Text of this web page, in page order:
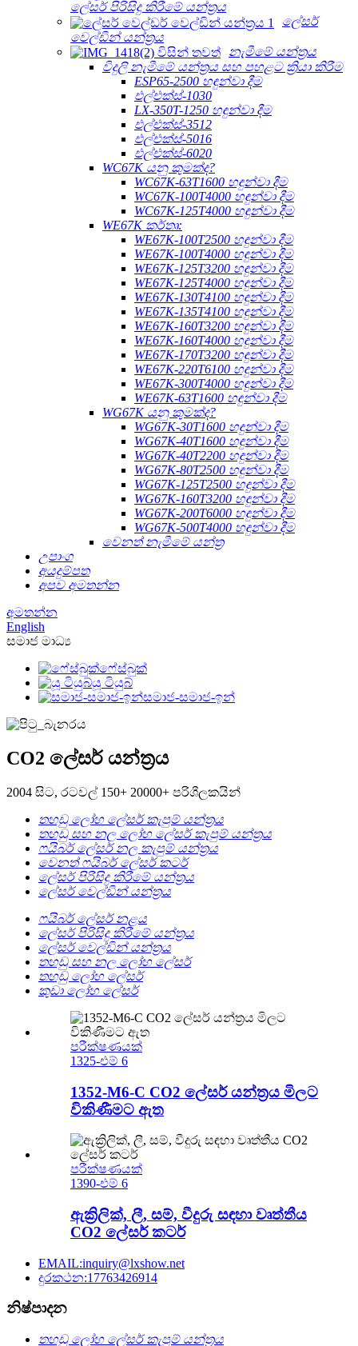
ලේසර් පිරිසිදු කිරීමේ යන්ත්‍රය
ලේසර්
වෙල්ඩින් යන්ත්‍රය
නැමීමේ යන්ත්‍රය
විදුලි නැමීමේ යන්ත්‍රය සහ පහළට ක්‍රියා කිරීම
ESP65-2500 හඳුන්වා දීම
එල්එක්ස්-1030
LX-350T-1250 හඳුන්වා දීම
එල්එක්ස්-3512
එල්එක්ස්-5016
එල්එක්ස්-6020
WC67K යනු කුමක්ද?
WC67K-63T1600 හඳුන්වා දීම
WC67K-100T4000 හඳුන්වා දීම
WC67K-125T4000 හඳුන්වා දීම
WE67K කර්තෘ:
WE67K-100T2500 හඳුන්වා දීම
WE67K-100T4000 හඳුන්වා දීම
WE67K-125T3200 හඳුන්වා දීම
WE67K-125T4000 හඳුන්වා දීම
WE67K-130T4100 හඳුන්වා දීම
WE67K-135T4100 හඳුන්වා දීම
WE67K-160T3200 හඳුන්වා දීම
WE67K-160T4000 හඳුන්වා දීම
WE67K-170T3200 හඳුන්වා දීම
WE67K-220T6100 හඳුන්වා දීම
WE67K-300T4000 හඳුන්වා දීම
WE67K-63T1600 හඳුන්වා දීම
WG67K යනු කුමක්ද?
WG67K-30T1600 හඳුන්වා දීම
WG67K-40T1600 හඳුන්වා දීම
WG67K-40T2200 හඳුන්වා දීම
WG67K-80T2500 හඳුන්වා දීම
WG67K-125T2500 හඳුන්වා දීම
WG67K-160T3200 හඳුන්වා දීම
WG67K-200T6000 හඳුන්වා දීම
WG67K-500T4000 හඳුන්වා දීම
වෙනත් නැමීමේ යන්ත්‍ර
උපාංග
අයදුම්පත
අපව අමතන්න
අමතන්න
English
සමාජ මාධ්‍ය
ෆේස්බුක්
යූ ටියුබ්
සමාජ-සමාජ-ඉන්
CO2 ලේසර් යන්ත්‍රය
2004 සිට, රටවල් 150+ 20000+ පරිශීලකයින්
තහඩු ලෝහ ලේසර් කැපුම් යන්ත්‍රය
තහඩු සහ නල ලෝහ ලේසර් කැපුම් යන්ත්‍රය
ෆයිබර් ලේසර් නල කැපුම් යන්ත්‍රය
වෙනත් ෆයිබර් ලේසර් කටර්
ලේසර් පිරිසිදු කිරීමේ යන්ත්‍රය
ලේසර් වෙල්ඩින් යන්ත්‍රය
ෆයිබර් ලේසර් නළය
ලේසර් පිරිසිදු කිරීමේ යන්ත්‍රය
ලේසර් වෙල්ඩින් යන්ත්‍රය
තහඩු සහ නල ලෝහ ලේසර්
තහඩු ලෝහ ලේසර්
කුඩා ලෝහ ලේසර්
පරීක්ෂණයක්
1325-එම් 6
1352-M6-C CO2 ලේසර් යන්ත්‍රය මිලට
විකිණීමට ඇත
පරීක්ෂණයක්
1390-එම් 6
ඇක්‍රිලික්, ලී, සම්, වීදුරු සඳහා වෘත්තීය
CO2 ලේසර් කටර්
EMAIL:inquiry@lxshow.net
දුරකථන:17763426914
නිෂ්පාදන
තහඩු ලෝහ ලේසර් කැපුම් යන්ත්‍රය